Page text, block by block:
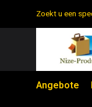
Zoekt u een
Angebote